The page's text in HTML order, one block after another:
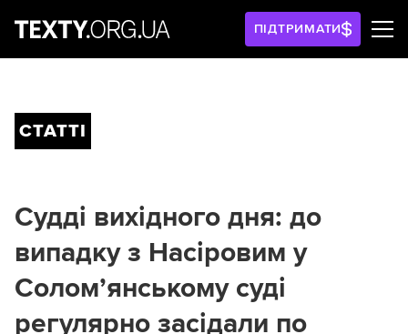
ПІДТРИМАТИ
СТАТТІ
Судді вихідного дня: до
випадку з Насіровим у
Солом’янському суді
регулярно засідали по